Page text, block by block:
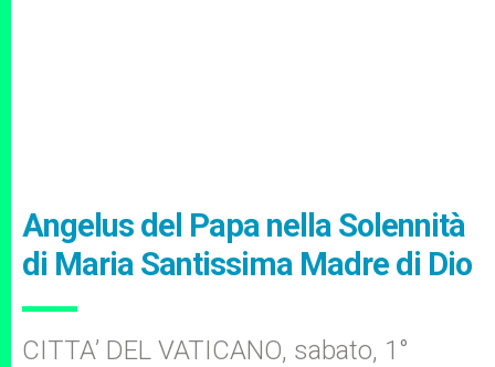
Angelus del Papa nella Solennità
di Maria Santissima Madre di Dio
CITTA’ DEL VATICANO, sabato, 1°